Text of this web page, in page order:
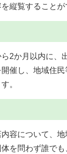
縦覧することが
2か月以内に、
催し、地域住民
。
容について、
を問わず誰で